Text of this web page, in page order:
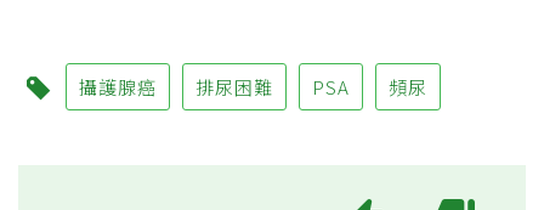
攝護腺癌 排尿困難 PSA 頻尿